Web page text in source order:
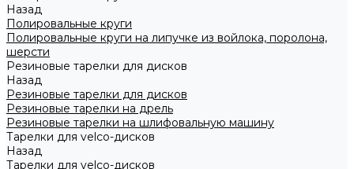
Назад
Полировальные круги
Полировальные круги на липучке из войлока, поролона,
шерсти
Резиновые тарелки для дисков
Назад
Резиновые тарелки для дисков
Резиновые тарелки на дрель
Резиновые тарелки на шлифовальную машину
Тарелки для velco-дисков
Назад
Тарелки для velco-дисков